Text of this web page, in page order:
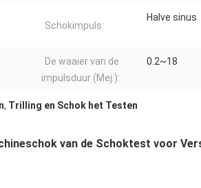
Schokimpuls:
Halve sinus
De waaier van de
impulsduur (Mej.):
0.2~18
, Trilling en Schok het Testen
van de Schoktest voor